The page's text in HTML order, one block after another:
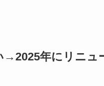
年にリニュ